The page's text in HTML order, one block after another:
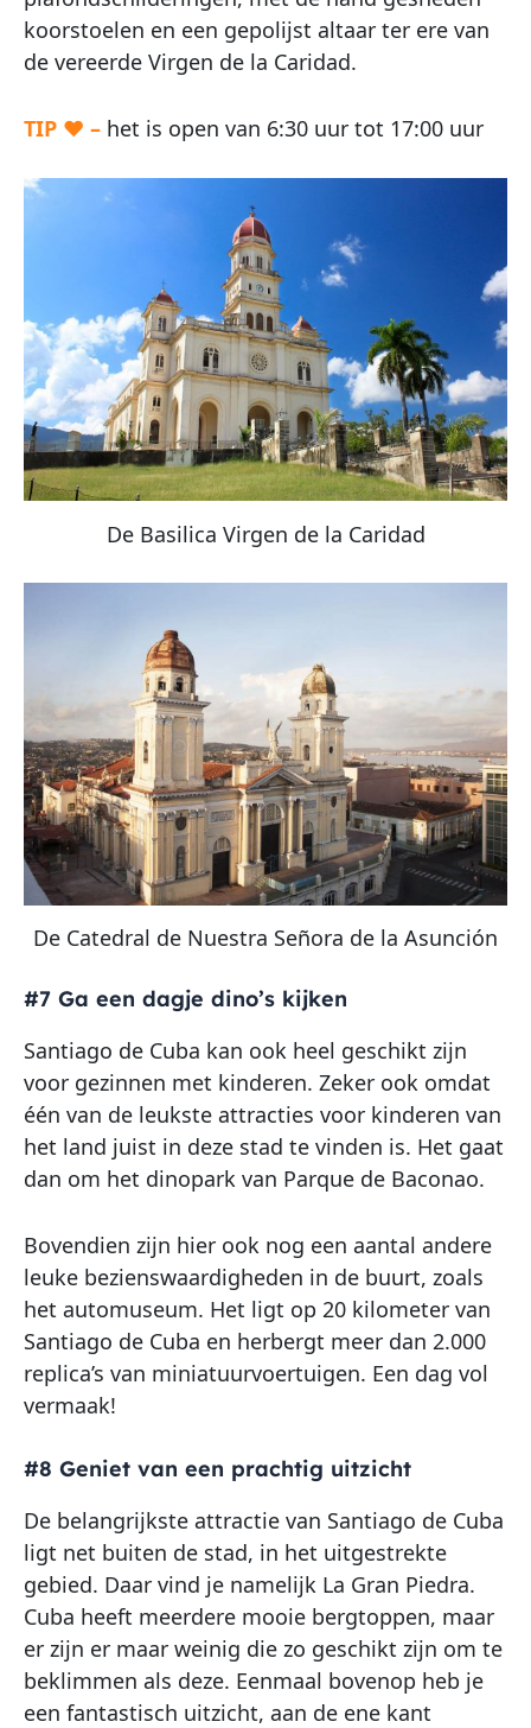
koorstoelen en een gepolijst altaar ter ere van
de vereerde Virgen de la Caridad.
TIP ♥ – het is open van 6:30 uur tot 17:00 uur
De Basilica Virgen de la Caridad
De Catedral de Nuestra Señora de la Asunción
#7 Ga een dagje dino’s kijken
Santiago de Cuba kan ook heel geschikt zijn
voor gezinnen met kinderen. Zeker ook omdat
één van de leukste attracties voor kinderen van
het land juist in deze stad te vinden is. Het gaat
dan om het dinopark van Parque de Baconao.
Bovendien zijn hier ook nog een aantal andere
leuke bezienswaardigheden in de buurt, zoals
het automuseum. Het ligt op 20 kilometer van
Santiago de Cuba en herbergt meer dan 2.000
replica’s van miniatuurvoertuigen. Een dag vol
vermaak!
#8 Geniet van een prachtig uitzicht
De belangrijkste attractie van Santiago de Cuba
ligt net buiten de stad, in het uitgestrekte
gebied. Daar vind je namelijk La Gran Piedra.
Cuba heeft meerdere mooie bergtoppen, maar
er zijn er maar weinig die zo geschikt zijn om te
beklimmen als deze. Eenmaal bovenop heb je
een fantastisch uitzicht, aan de ene kant